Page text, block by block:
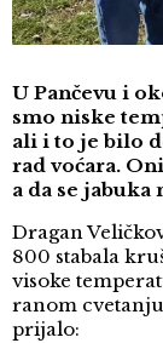
U Pančevu i
smo niske
ali i to je bilo
rad voćara.
a da se
Dragan
800 stabala
visoke
ranom
prijalo: